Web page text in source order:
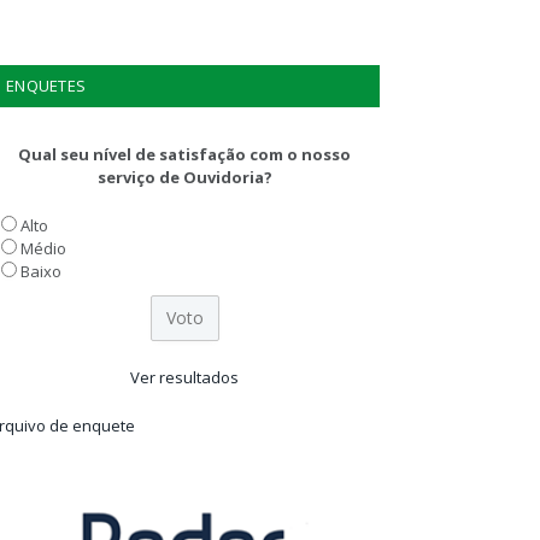
ENQUETES
Qual seu nível de satisfação com o nosso
serviço de Ouvidoria?
Alto
Médio
Baixo
Ver resultados
de enquete